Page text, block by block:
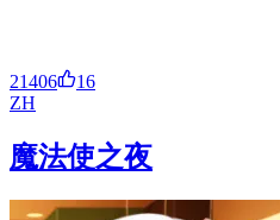
21406
16
ZH
魔法使之夜